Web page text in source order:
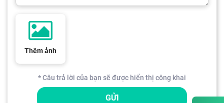
Thêm ảnh
* Câu trả lời của bạn sẽ được hiển thị công khai
GỬI